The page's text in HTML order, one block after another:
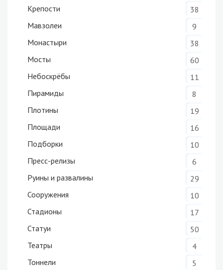
Крепости
38
Мавзолеи
9
Монастыри
38
Мосты
60
Небоскрёбы
11
Пирамиды
8
Плотины
19
Площади
16
Подборки
10
Пресс-релизы
6
Руины и развалины
29
Сооружения
10
Стадионы
17
Статуи
50
Театры
4
Тоннели
5